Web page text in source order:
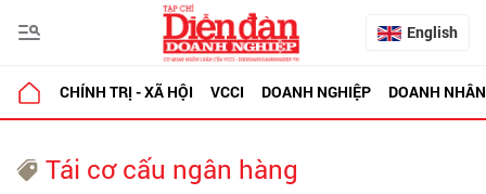
English
CHÍNH TRỊ - XÃ HỘI VCCI DOANH NGHIỆP DOANH NHÂN
Tái cơ cấu ngân hàng